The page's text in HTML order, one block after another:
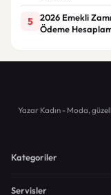
5
2026 Emekli
Ödeme
Yazar Kadın - Moda,
Kategoriler
Servisler